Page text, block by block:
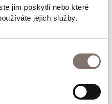
jim poskytli nebo které
jejich služby.